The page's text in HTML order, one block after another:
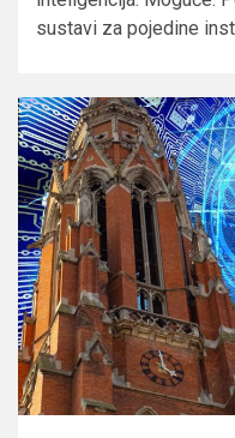
sustavi za pojedine